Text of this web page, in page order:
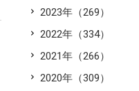
2023年（269）
2022年（334）
2021年（266）
2020年（309）